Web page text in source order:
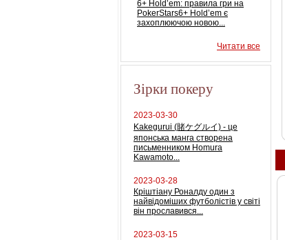
6+ Hold’em: правила гри на
PokerStars6+ Hold’em є
захоплюючою новою...
Читати все
Зірки покеру
2023-03-30
Kakegurui (賭ケグルイ) - це
японська манга створена
письменником Homura
Kawamoto...
2023-03-28
Кріштіану Роналду один з
найвідоміших футболістів у світі
він прославився...
2023-03-15